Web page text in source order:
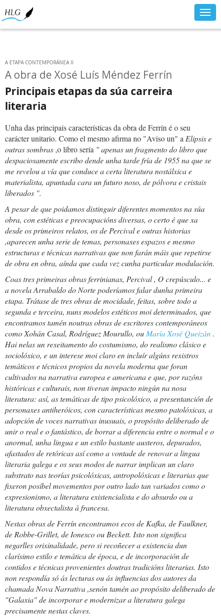
A ETAPA CONTEMPORÁNEA II
A obra de Xosé Luís Méndez Ferrín
Principais etapas da súa carreira
literaria
Unha das principais características da obra de Ferrín é o seu
carácter unitario. Como el mesmo afirma no "Aviso un" a Elipsis e
outras sombras ,o libro sería "apenas un fragmento do libro que
despaciosamente escribo dende unha tarde fría de 1955 na que se
me revelou a vía que conduce a certa literatura nostálxica e
materialista, apuntada cara un futuro noso, de pólvora e cristais
liberados ".
A pesar de que poidamos distinguir diferentes momentos na súa
obra, con estéticas e preocupacións diversas, o certo é que xa
desde os primeiros relatos, os de Percival e outras historias
,aparecen unha serie de temas, personaxes espazos e mesmo
estructuras e técnicas narrativas que non farán máis que repetirse
de obra en obra, aínda que cada vez cunha particular modulación.
Coas tres primeiras obras ferrinianas, Percival, O crepúsculo... e
a novelaArrabaldo do Nortepoderíamos falar dunha primeira
etapa. Trátase de tres obras de mocidade, feitas, sobre todo a
segunda e terceira, nuns modelos estéticos moi determinados, que
encontramos tamén noutras obras de escritores contemporáneos
como Xohán Casal, Rodríguez Mourullo, ou María Xosé Queizán.
Hai nelas un rexeitamento do costumismo, do realismo clásico e
sociolóxico, e un interese moi claro en incluír algúns rexistros
temáticos e técnicos propios da novela moderna que foran
cultivados na narrativa europea e americana e que, por razóns
históricas e culturais, non tiveran impacto ningún na nosa
literatura: así, as temáticas de tipo psicolóxico, a presentanción de
personaxes antiheróicos, con características mesmo patolóxicas, a
adopción de voces narrativas inusuais, o propósito deliberado de
unir o real e o fantástico, de borrar a diferencia entre o normal e o
anormal, unha lingua e un estilo bastante austeros, depurados,
afastados de retóricas así como a vontade de renovar a lingua
literaria galega e os seus modos de narrar implican un claro
substrato nas teorías psicolóxicas, antropolóxicas e literarias que
fixeron posíbel movementos por outro lado tan variados como o
expresionismo, a literatura existencialista e do absurdo ou a
literatura obxectalista á francesa.
Nestas obras de Ferrín encontramos ecos de Kafka, de Faulkner,
de Robbe-Grillet, de Ionesco ou Beckett. Isto non significa
negarlles orixinalidade, pero si recoñecer a existencia dun
clarísimo estilo e temática de época, e de incorporación de
contidos e técnicas provenientes doutras tradicións literarias. Isto
non respondía só ás lecturas ou ás influencias dos autores da
chamada Nova Narrativa,senón tamén ao propósito deliberado de
"Galaxia" de incorporar e modernizar a literatura galega
precisamente nestas claves.